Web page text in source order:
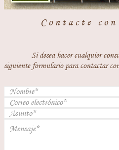
Contacte
Si desea hacer cualquier
siguiente formulario para contactar